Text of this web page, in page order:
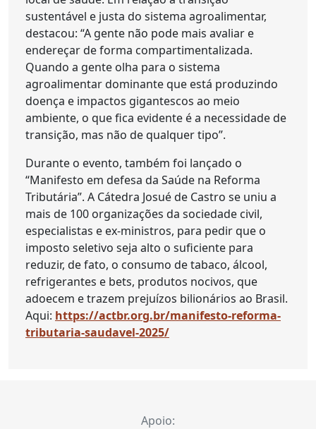
sustentável e justa do sistema agroalimentar,
destacou: “A gente não pode mais avaliar e
endereçar de forma compartimentalizada.
Quando a gente olha para o sistema
agroalimentar dominante que está produzindo
doença e impactos gigantescos ao meio
ambiente, o que fica evidente é a necessidade de
transição, mas não de qualquer tipo”.
Durante o evento, também foi lançado o
“Manifesto em defesa da Saúde na Reforma
Tributária”. A Cátedra Josué de Castro se uniu a
mais de 100 organizações da sociedade civil,
especialistas e ex-ministros, para pedir que o
imposto seletivo seja alto o suficiente para
reduzir, de fato, o consumo de tabaco, álcool,
refrigerantes e bets, produtos nocivos, que
adoecem e trazem prejuízos bilionários ao Brasil.
Aqui: https://actbr.org.br/manifesto-reforma-
tributaria-saudavel-2025/
Apoio: